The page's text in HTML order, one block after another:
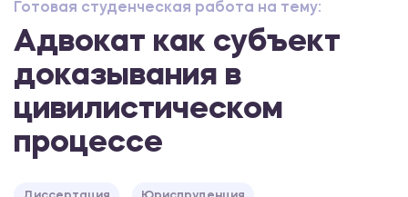
Готовая студенческая работа на тему:
Адвокат как субъект
доказывания в
цивилистическом
процессе